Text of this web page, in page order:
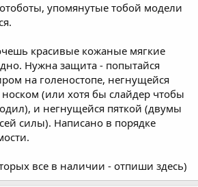
упомянутые тобой модели
красивые кожаные мягкие
Нужна защита - попытайся
на голеностопе, негнущейся
(или хотя бы слайдер чтобы
и негнущейся пяткой (двумы
силы). Написано в порядке
все в наличии - отпиши здесь)